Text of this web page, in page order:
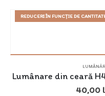
REDUCERI ÎN FUNCȚIE DE
Lumânare din ceară
40,00